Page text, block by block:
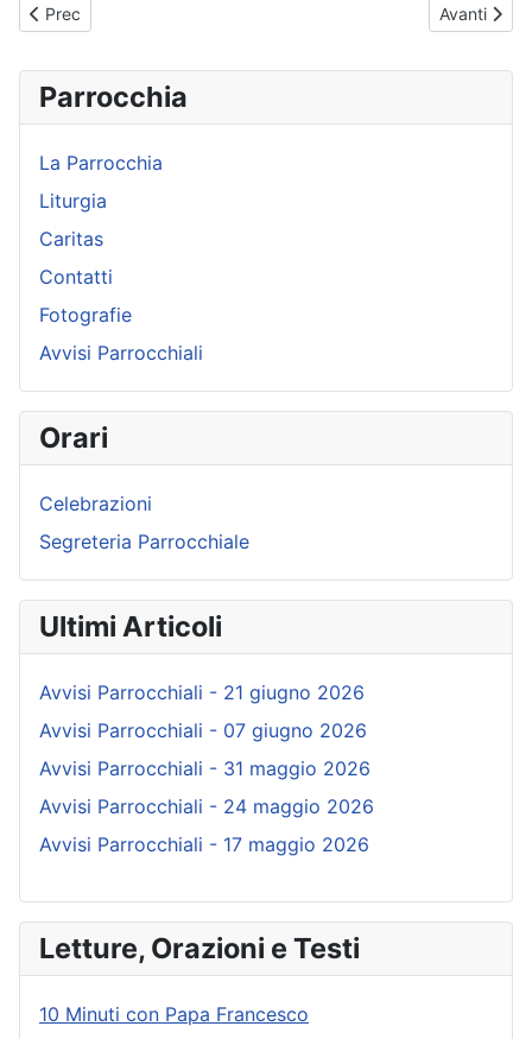
Articolo precedente: Papa Francesco - Udienza Generale - 15-
Prec Articolo
Avanti
Parrocchia
La Parrocchia
Liturgia
Caritas
Contatti
Fotografie
Avvisi Parrocchiali
Orari
Celebrazioni
Segreteria Parrocchiale
Ultimi Articoli
Avvisi Parrocchiali - 21 giugno 2026
Avvisi Parrocchiali - 07 giugno 2026
Avvisi Parrocchiali - 31 maggio 2026
Avvisi Parrocchiali - 24 maggio 2026
Avvisi Parrocchiali - 17 maggio 2026
Letture, Orazioni e Testi
10 Minuti con Papa Francesco